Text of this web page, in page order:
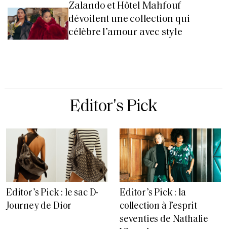
Zalando et Hôtel Mahfouf
dévoilent une collection qui
célèbre l’amour avec style
Editor's Pick
Editor’s Pick : le sac D-
Journey de Dior
Editor’s Pick : la
collection à l’esprit
seventies de Nathalie